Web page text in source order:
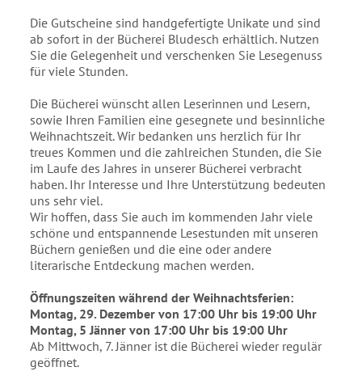
Die Gutscheine sind handgefertigte Unikate und sind
ab sofort in der Bücherei Bludesch erhältlich. Nutzen
Sie die Gelegenheit und verschenken Sie Lesegenuss
für viele Stunden.
Die Bücherei wünscht allen Leserinnen und Lesern,
sowie Ihren Familien eine gesegnete und besinnliche
Weihnachtszeit. Wir bedanken uns herzlich für Ihr
treues Kommen und die zahlreichen Stunden, die Sie
im Laufe des Jahres in unserer Bücherei verbracht
haben. Ihr Interesse und Ihre Unterstützung bedeuten
uns sehr viel.
Wir hoffen, dass Sie auch im kommenden Jahr viele
schöne und entspannende Lesestunden mit unseren
Büchern genießen und die eine oder andere
literarische Entdeckung machen werden.
Öffnungszeiten während der Weihnachtsferien:
Montag, 29. Dezember von 17:00 Uhr bis 19:00 Uhr
Montag, 5 Jänner von 17:00 Uhr bis 19:00 Uhr
Ab Mittwoch, 7. Jänner ist die Bücherei wieder regulär
geöffnet.